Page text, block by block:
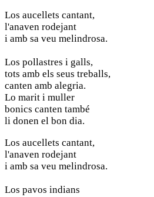
Los aucellets cantant,
l'anaven rodejant
i amb sa veu melindrosa.
Los pollastres i galls,
tots amb els seus treballs,
canten amb alegria.
Lo marit i muller
bonics canten també
li donen el bon dia.
Los aucellets cantant,
l'anaven rodejant
i amb sa veu melindrosa.
Los pavos indians